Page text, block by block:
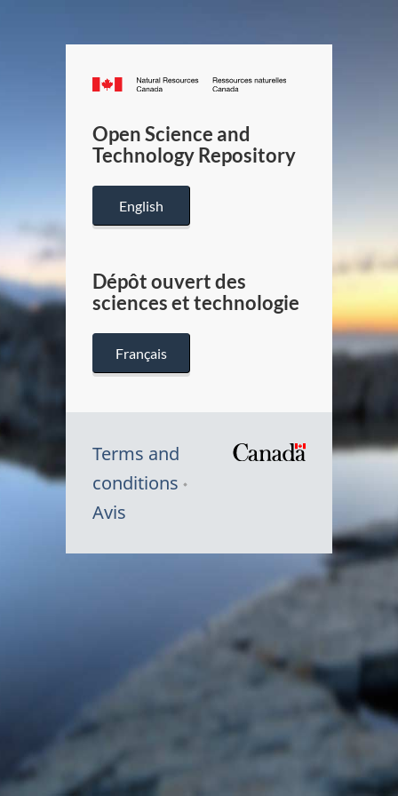
Canada.ca
/
Canada
Open Science and
Technology Repository
English
Dépôt ouvert des
sciences et technologie
Français
Terms and
conditions
Avis
du